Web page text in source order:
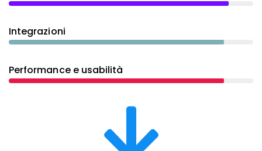
Integrazioni
Performance e usabilità